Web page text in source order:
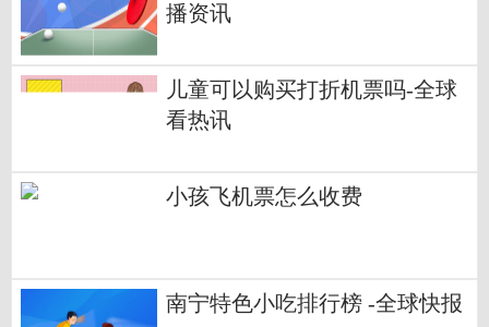
播资讯
儿童可以购买打折机票吗-全球
看热讯
小孩飞机票怎么收费
南宁特色小吃排行榜 -全球快报